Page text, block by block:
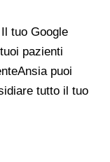
tuo Google
pazienti
puoi
tutto il tuo